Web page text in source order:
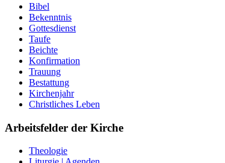
Bibel
Bekenntnis
Gottesdienst
Taufe
Beichte
Konfirmation
Trauung
Bestattung
Kirchenjahr
Christliches Leben
Arbeitsfelder der Kirche
Theologie